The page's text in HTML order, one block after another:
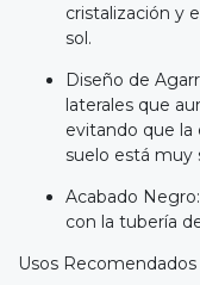
cristalización y
sol.
Diseño de
laterales que
evitando que la
suelo está muy
Acabado
con la tubería
Usos Recomendados